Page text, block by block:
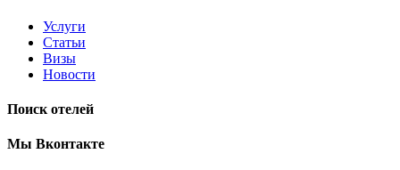
Услуги
Статьи
Визы
Новости
Поиск отелей
Мы Вконтакте